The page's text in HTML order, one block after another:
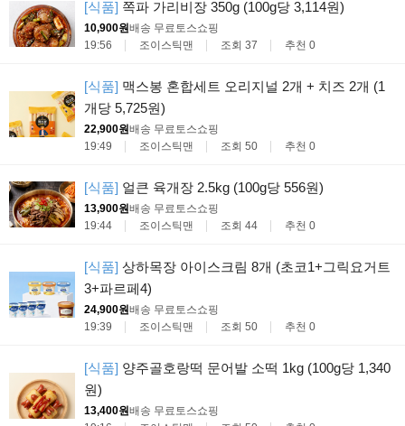
[식품] 쪽파 가리비장 350g (100g당 3,114원)
10,900원배송 무료 토스쇼핑
19:56
조이스틱맨 조회 37 추천 0
[식품] 맥스봉 혼합세트 오리지널 2개 + 치즈 2개 (1
개당 5,725원)
22,900원배송 무료 토스쇼핑
19:49
조이스틱맨 조회 50 추천 0
[식품] 얼큰 육개장 2.5kg (100g당 556원)
13,900원배송 무료 토스쇼핑
19:44
조이스틱맨 조회 44 추천 0
[식품] 상하목장 아이스크림 8개 (초코1+그릭요거트
3+파르페4)
24,900원배송 무료 토스쇼핑
19:39
조이스틱맨 조회 50 추천 0
[식품] 양주골호랑떡 문어발 소떡 1kg (100g당 1,340
원)
13,400원배송 무료 토스쇼핑